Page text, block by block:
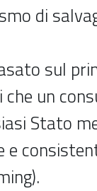
di
sul
un
Stato
e